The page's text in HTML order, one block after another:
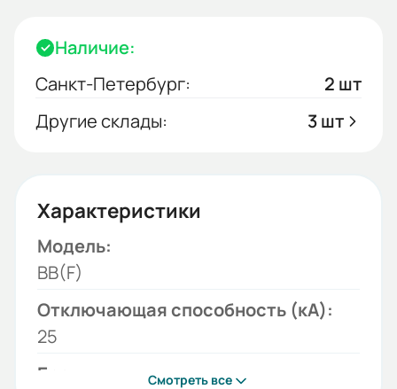
Наличие:
Санкт-Петербург:
2 шт
Другие склады:
3 шт
Характеристики
Модель:
BB(F)
Отключающая способность (кА):
25
Бренд:
Смотреть все